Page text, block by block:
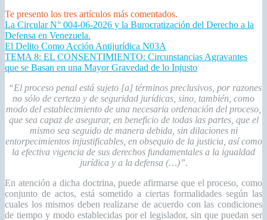
Te presento los tres artículos más comentados.
La Circular N° 004-06-2026 y la Burocratización del Derecho a la
Defensa en Venezuela.
El Delito Como Acción Antijurídica N03A
TEMA 8: EL CONSENTIMIENTO: Circunstancias Agravantes
que se Basan en una Mayor Gravedad de lo Injusto
“El proceso penal está sujeto [a] términos preclusivos, por razones
no sólo de certeza y de seguridad jurídicas, sino, también, como
modo del establecimiento de una necesaria ordenación del proceso,
que sea capaz de asegurar, en beneficio de todas las partes, que el
mismo sea seguido de manera debida, sin dilaciones ni
entorpecimientos injustificables, en obsequio de la justicia, así como
la efectiva vigencia de sus derechos fundamentales a la igualdad
jurídica y a la defensa (…)”.
En atención a dicha doctrina, puede afirmarse que el proceso, como
conjunto de actos, está sometido a ciertas formalidades según las
cuales los mismos deben realizarse de acuerdo con las condiciones
de tiempo y modo establecidas por el legislador, sin que puedan ser